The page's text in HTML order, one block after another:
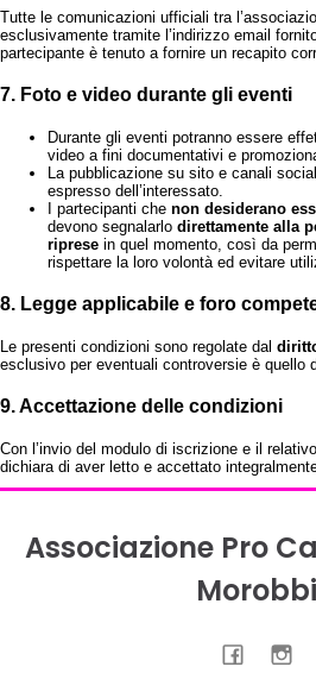
Tutte le comunicazioni ufficiali tra
esclusivamente tramite l’indirizzo email
partecipante è tenuto a fornire un recapito
7. Foto e video durante gli eventi
Durante gli eventi potranno essere
video a fini documentativi e
La pubblicazione su sito e canali
espresso dell’interessato.
I partecipanti che non desiderano
devono segnalarlo direttamente alla
riprese in quel momento, così da
rispettare la loro volontà ed evitare
8. Legge applicabile e foro
Le presenti condizioni sono regolate dal
esclusivo per eventuali controversie è quello
9. Accettazione delle condizioni
Con l’invio del modulo di iscrizione e il
dichiara di aver letto e accettato
Associazione Pro